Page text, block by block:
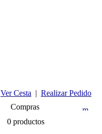
Ver Cesta | Realizar Pedido
Compras
0 productos